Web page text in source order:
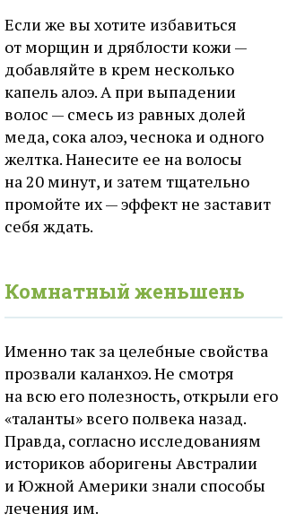
Если же вы хотите избавиться
от морщин и дряблости кожи —
добавляйте в крем несколько
капель алоэ. А при выпадении
волос — смесь из равных долей
меда, сока алоэ, чеснока и одного
желтка. Нанесите ее на волосы
на 20 минут, и затем тщательно
промойте их — эффект не заставит
себя ждать.
Комнатный женьшень
Именно так за целебные свойства
прозвали каланхоэ. Не смотря
на всю его полезность, открыли его
«таланты» всего полвека назад.
Правда, согласно исследованиям
историков аборигены Австралии
и Южной Америки знали способы
лечения им.